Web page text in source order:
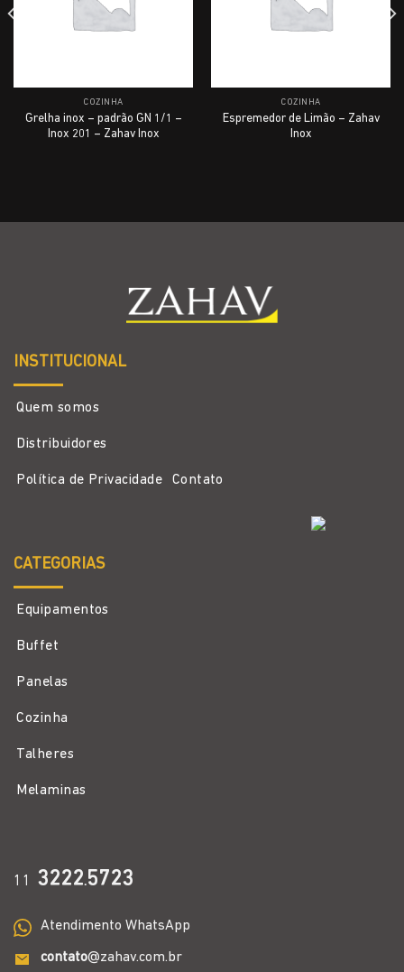
COZINHA
Grelha inox – padrão GN 1/1 –
Inox 201 – Zahav Inox
COZINHA
Espremedor de Limão – Zahav
Inox
INSTITUCIONAL
Quem somos
Distribuidores
Política de Privacidade Contato
CATEGORIAS
Equipamentos
Buffet
Panelas
Cozinha
Talheres
Melaminas
11 3222.5723
Atendimento WhatsApp
contato@zahav.com.br